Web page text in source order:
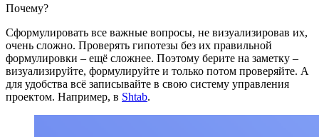
Почему?
Сформулировать все важные вопросы, не визуализировав их,
очень сложно. Проверять гипотезы без их правильной
формулировки – ещё сложнее. Поэтому берите на заметку –
визуализируйте, формулируйте и только потом проверяйте. А
для удобства всё записывайте в свою систему управления
проектом. Например, в Shtab.